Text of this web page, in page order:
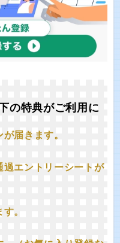
の特典がご利用に
届きます。
過エントリーシートが
。